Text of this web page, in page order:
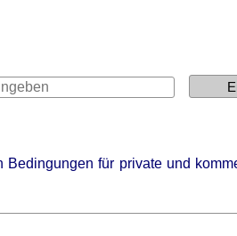
für private und